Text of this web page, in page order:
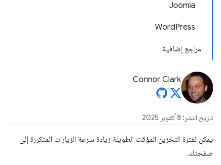
Joomla
WordPress
مراجع إضافية
Connor Clark
تاريخ النشر: 8 أكتوبر 2025
يمكن لفترة التخزين المؤقت الطويلة زيادة سرعة الزيارات المتكررة إلى
صفحتك.